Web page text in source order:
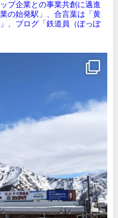
プ企業との事業共創に邁進
の始発駅」、合言葉は「黄
、ブログ「鉄道員（ぽっぽ